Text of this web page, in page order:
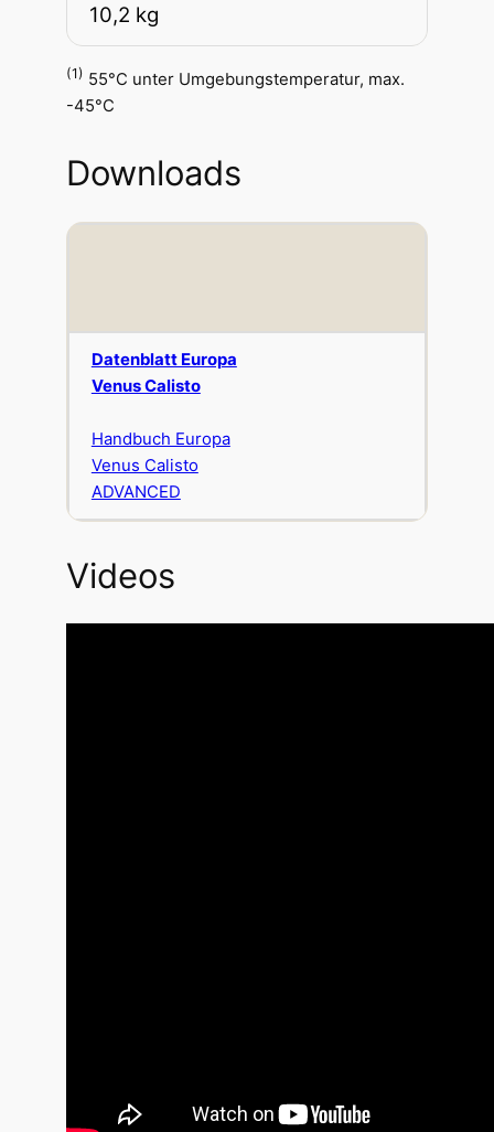
10,2 kg
(1) 55°C unter Umgebungstemperatur, max.
-45°C
Downloads
Datenblatt Europa
Venus Calisto
Handbuch Europa
Venus Calisto
ADVANCED
Videos